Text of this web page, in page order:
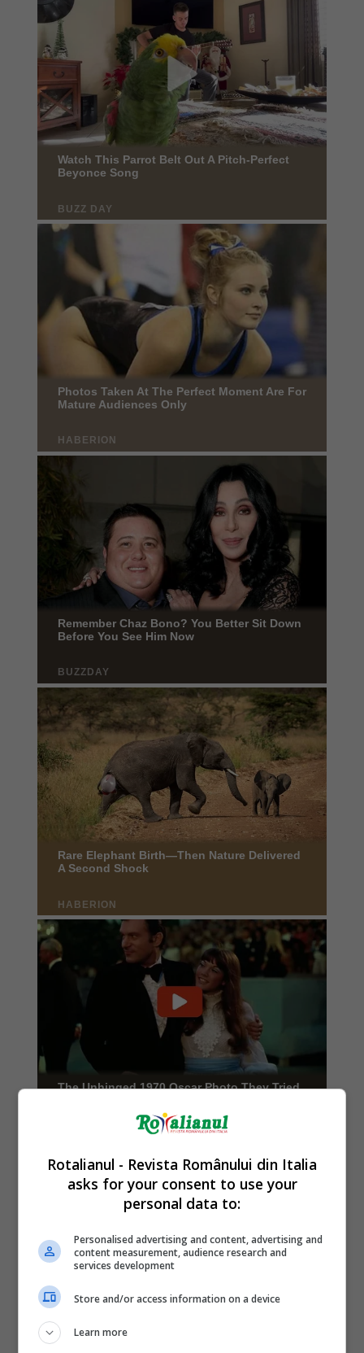
Rotalianul - Revista Românului din Italia
asks for your consent to use your
personal data to:
Personalised advertising and content, advertising and
content measurement, audience research and
services development
Store and/or access information on a device
Learn more